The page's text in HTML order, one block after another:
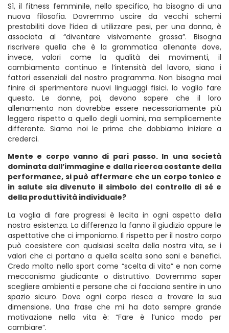
Sì, il fitness femminile, nello specifico, ha bisogno di una
nuova filosofia. Dovremmo uscire da vecchi schemi
prestabiliti dove l’idea di utilizzare pesi, per una donna, è
associata al “diventare visivamente grossa”. Bisogna
riscrivere quella che è la grammatica allenante dove,
invece, valori come la qualità dei movimenti, il
cambiamento continuo e l’intensità del lavoro, siano i
fattori essenziali del nostro programma.Non bisogna mai
finire di sperimentare nuovi linguaggi fisici. Io voglio fare
questo. Le donne, poi, devono sapere che il loro
allenamento non dovrebbe essere necessariamente più
leggero rispetto a quello degli uomini, ma semplicemente
differente. Siamo noi le prime che dobbiamo iniziare a
crederci.
Mente e corpo vanno di pari passo. In una società
dominata dall’immagine e dalla ricerca costante della
performance, si può affermare che un corpo tonico e
in salute sia divenuto il simbolo del controllo di sé e
della produttività individuale?
La voglia di fare progressi è lecita in ogni aspetto della
nostra esistenza. La differenza la fanno il giudizio oppure le
aspettative che ci imponiamo. Il rispetto per il nostro corpo
può coesistere con qualsiasi scelta della nostra vita, se i
valori che ci portano a quella scelta sono sani e benefici.
Credo molto nello sport come “scelta di vita” e non come
meccanismo giudicante o distruttivo. Dovremmo saper
scegliere ambienti e persone che ci facciano sentire in uno
spazio sicuro. Dove ogni corpo riesca a trovare la sua
dimensione. Una frase che mi ha dato sempre grande
motivazione nella vita è: “Fare è l’unico modo per
cambiare”.